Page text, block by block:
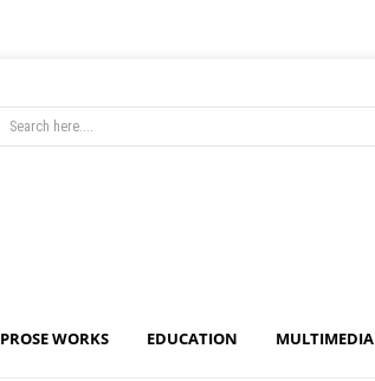
PROSE WORKS EDUCATION MULTIMEDIA